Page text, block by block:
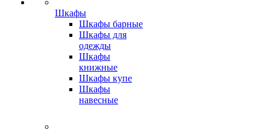
Шкафы
Шкафы барные
Шкафы для
одежды
Шкафы
книжные
Шкафы купе
Шкафы
навесные